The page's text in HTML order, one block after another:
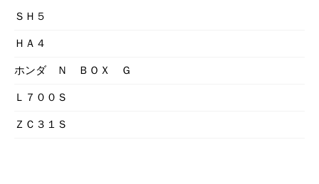
ＳＨ５
ＨＡ４
ホンダ Ｎ ＢＯＸ Ｇ
Ｌ７００Ｓ
ＺＣ３１Ｓ